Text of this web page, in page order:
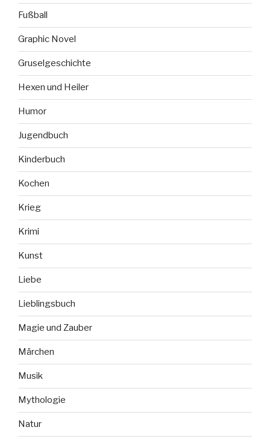
Fußball
Graphic Novel
Gruselgeschichte
Hexen und Heiler
Humor
Jugendbuch
Kinderbuch
Kochen
Krieg
Krimi
Kunst
Liebe
Lieblingsbuch
Magie und Zauber
Märchen
Musik
Mythologie
Natur